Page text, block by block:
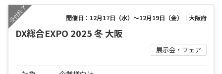
開催日：12月17日（水）～12月19日（金）｜大阪府
DX総合EXPO 2025 冬 大阪
展示会・フェア